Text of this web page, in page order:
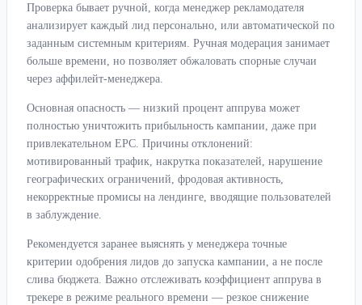
Проверка бывает ручной, когда менеджер рекламодателя
анализирует каждый лид персонально, или автоматической по
заданным системным критериям. Ручная модерация занимает
больше времени, но позволяет обжаловать спорные случаи
через аффилейт-менеджера.
Основная опасность — низкий процент аппрува может
полностью уничтожить прибыльность кампании, даже при
привлекательном EPC. Причины отклонений:
мотивированный трафик, накрутка показателей, нарушение
географических ограничений, фродовая активность,
некорректные промисы на лендинге, вводящие пользователей
в заблуждение.
Рекомендуется заранее выяснять у менеджера точные
критерии одобрения лидов до запуска кампании, а не после
слива бюджета. Важно отслеживать коэффициент аппрува в
трекере в режиме реального времени — резкое снижение